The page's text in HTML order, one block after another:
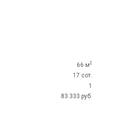
66 м2
17 сот.
1
83 333 руб.